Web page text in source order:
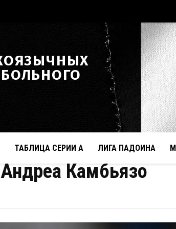
ТАБЛИЦА СЕРИИ А ЛИГА ПАДОИНА
Камбьязо